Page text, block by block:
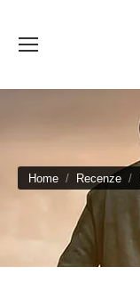
You are here:
Home Recenze